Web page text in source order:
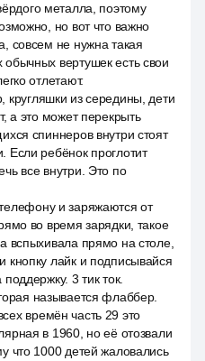
металла, поэтому
но вот что важно
совсем не нужна такая
вертушек есть свои
отлетают.
из середины, дети
а это может перекрыть
спиннеров внутри стоят
Если ребёнок проглотит
все внутри. Это по
и заряжаются от
во время зарядки, такое
вспыхивала прямо на столе,
лайк и подписывайся
3 тик ток.
называется флаббер.
времён часть 29 это
в 1960, но её отозвали
что 1000 детей жаловались